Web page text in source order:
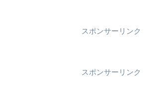
スポンサーリンク
スポンサーリンク